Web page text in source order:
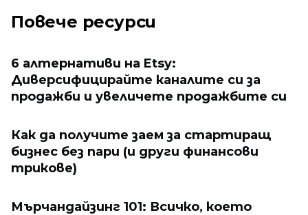
Повече ресурси
6 алтернативи на Etsy:
Диверсифицирайте каналите си за
продажби и увеличете продажбите си
Как да получите заем за стартиращ
бизнес без пари (и други финансови
трикове)
Мърчандайзинг 101: Всичко, което